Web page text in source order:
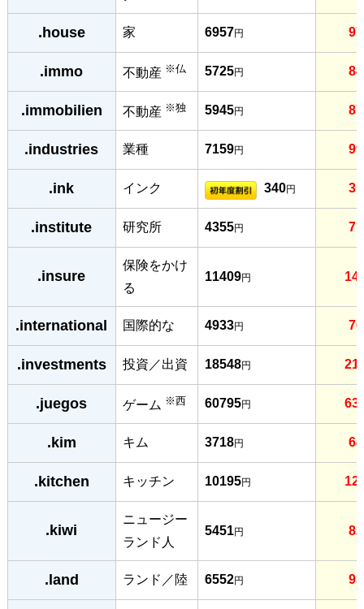
.house 家 6957円
.immo 不動産 ※仏 5725円
.immobilien 不動産 ※独 5945円
.industries 業種 7159円
.ink インク 340円
.institute 研究所 4355円
.insure
保険をかけ
る
11409円
.international 国際的な 4933円
.investments 投資／出資 18548円
.juegos ゲーム ※西 60795円
.kim キム 3718円
.kitchen キッチン 10195円
.kiwi
ニュージー
ランド人
5451円
.land ランド／陸 6552円